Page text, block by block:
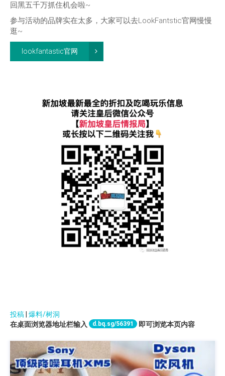
回黑五千万抓住机会啦~
参与活动的品牌实在太多，大家可以去LookFantstic官网慢慢
逛~
lookfantastic官网
投稿 爆料/树洞
在桌面浏览器地址栏输入
d.bq.sg/56391 即可浏览本页内容